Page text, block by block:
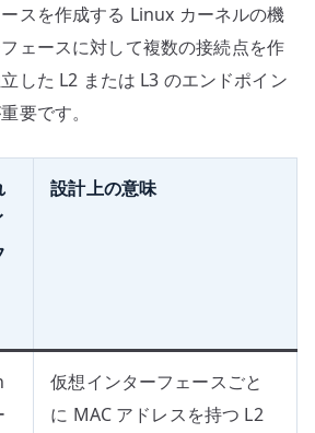
スを作成する Linux カーネルの機
ェースに対して複数の接続点を作
した L2 または L3 のエンドポイン
要です。
設計上の意味
仮想インターフェースごと
に MAC アドレスを持つ L2